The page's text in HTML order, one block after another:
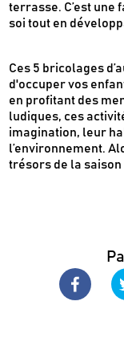
terrasse. C’est une
soi tout en
Ces 5 bricolages
d'occuper vos
en profitant des
ludiques, ces
imagination, leur
l’environnement.
trésors de la